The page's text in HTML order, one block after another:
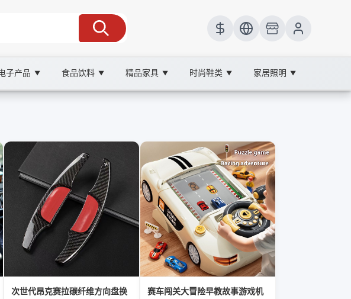
子产品 ▼ 食品饮料 ▼ 精品家具 ▼ 时尚鞋类 ▼ 家居照明 ▼
次世代昂克赛拉碳纤维方向盘换
赛车闯关大冒险早教故事游戏机